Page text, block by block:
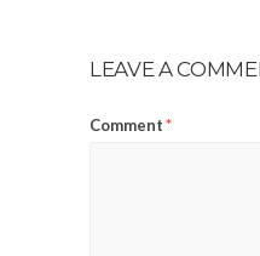
LEAVE A
Comment*